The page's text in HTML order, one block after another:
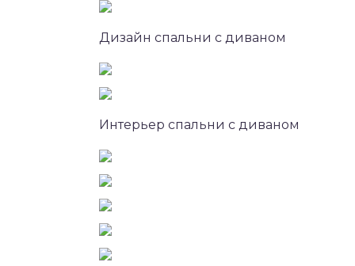
Дизайн спальни с диваном
Интерьер спальни с диваном